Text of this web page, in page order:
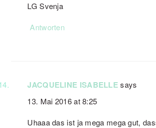
LG Svenja
Antworten
JACQUELINE ISABELLE says
13. Mai 2016 at 8:25
Uhaaa das ist ja mega mega gut,